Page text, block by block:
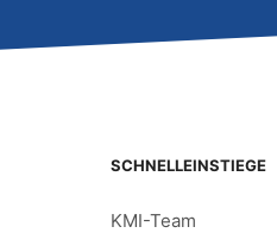
SCHNELLEINSTIEGE
KMI-Team